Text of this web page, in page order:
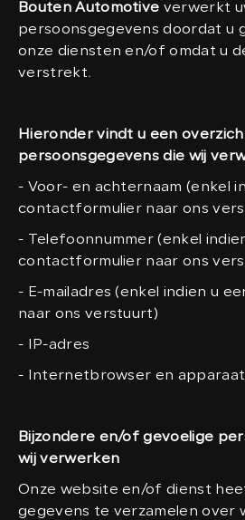
Bouten Automotive verwerkt
persoonsgegevens doordat u
onze diensten en/of omdat u
verstrekt.
Hieronder vindt u een
persoonsgegevens die wij
- Voor- en achternaam (enkel
contactformulier naar ons
- Telefoonnummer (enkel
contactformulier naar ons
- E-mailadres (enkel indien u
naar ons verstuurt)
- IP-adres
- Internetbrowser en
Bijzondere en/of gevoelige
wij verwerken
Onze website en/of dienst
gegevens te verzamelen over